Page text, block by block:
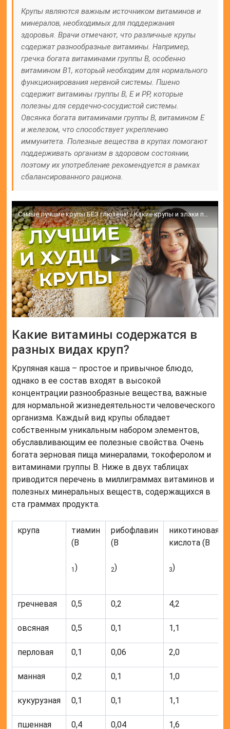
Крупы являются важным источником витаминов и
минералов, необходимых для поддержания
здоровья. Врачи отмечают, что различные крупы
содержат разнообразные витамины. Например,
гречка богата витаминами группы В, особенно
витамином В1, который необходим для нормального
функционирования нервной системы. Пшено
содержит витамины группы В, Е и РР, которые
полезны для сердечно-сосудистой системы.
Овсянка богата витаминами группы В, витамином Е
и железом, что способствует укреплению
иммунитета. Полезные вещества в крупах помогают
поддерживать организм в здоровом состоянии,
поэтому их употребление рекомендуется в рамках
сбалансированного рациона.
Самые лучшие крупы БЕЗ глютена! / Какие крупы и злаки полезны, а какие вредны?
Какие витамины содержатся в
разных видах круп?
Крупяная каша – простое и привычное блюдо,
однако в ее состав входят в высокой
концентрации разнообразные вещества, важные
для нормальной жизнедеятельности человеческого
организма. Каждый вид крупы обладает
собственным уникальным набором элементов,
обуславливающим ее полезные свойства. Очень
богата зерновая пища минералами, токоферолом и
витаминами группы B. Ниже в двух таблицах
приводится перечень в миллиграммах витаминов и
полезных минеральных веществ, содержащихся в
ста граммах продукта.
крупа
тиамин
(B
1)
рибофлавин
(B
2)
никотиновая
кислота (B
3)
гречневая 0,5 0,2 4,2
овсяная 0,5 0,1 1,1
перловая 0,1 0,06 2,0
манная 0,2 0,1 1,0
кукурузная 0,1 0,1 1,1
пшенная 0,4 0,04 1,6